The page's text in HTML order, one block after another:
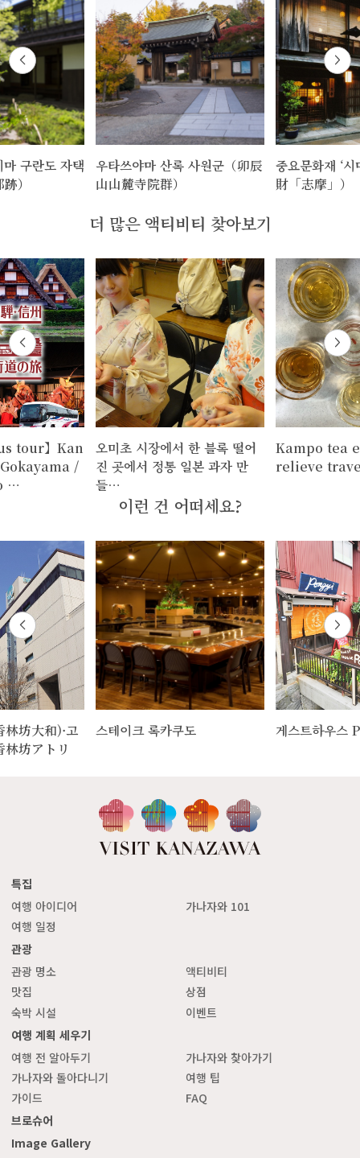
구란도 자택
）
우타쓰야마 산록 사원군（卯辰
山山麓寺院群）
중요문화재 ‘
財「志摩」）
더 많은 액티비티 찾아보기
tour】Kan
/
…
오미초 시장에서 한 블록 떨어
진 곳에서 정통 일본 과자 만
들…
Kampo tea
relieve
이런 건 어떠세요?
林坊大和)·고
林坊アトリ
스테이크 록카쿠도 게스트하우스
특집
여행 아이디어
가나자와 101
여행 일정
관광
관광 명소
액티비티
맛집
상점
숙박 시설
이벤트
여행 계획 세우기
여행 전 알아두기
가나자와 찾아가기
가나자와 돌아다니기
여행 팁
가이드
FAQ
브로슈어
Image Gallery